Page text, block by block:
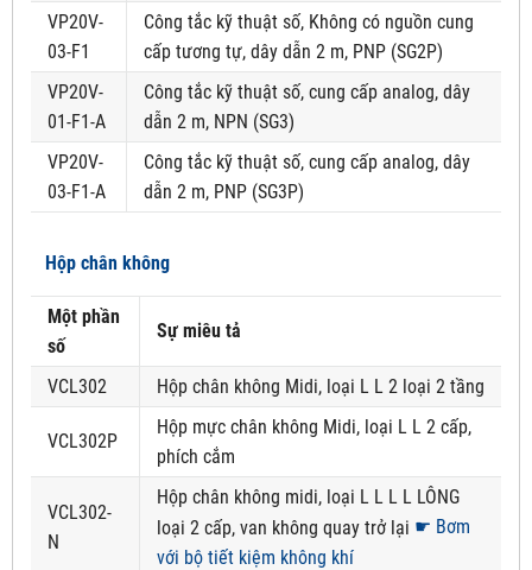
VP20V-
03-F1
Công tắc kỹ thuật số, Không có nguồn cung
cấp tương tự, dây dẫn 2 m, PNP (SG2P)
VP20V-
01-F1-A
Công tắc kỹ thuật số, cung cấp analog, dây
dẫn 2 m, NPN (SG3)
VP20V-
03-F1-A
Công tắc kỹ thuật số, cung cấp analog, dây
dẫn 2 m, PNP (SG3P)
Hộp chân không
Một phần
số
Sự miêu tả
VCL302 Hộp chân không Midi, loại L L 2 loại 2 tầng
VCL302P
Hộp mực chân không Midi, loại L L 2 cấp,
phích cắm
VCL302-
N
Hộp chân không midi, loại L L L L LÔNG
loại 2 cấp, van không quay trở lại ☛ Bơm
với bộ tiết kiệm không khí